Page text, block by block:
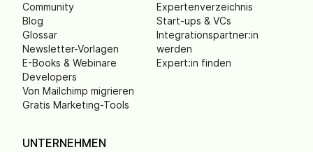
Community
Blog
Glossar
Newsletter-Vorlagen
E-Books & Webinare
Developers
Von Mailchimp migrieren
Gratis Marketing-Tools
Expertenverzeichnis
Start-ups & VCs
Integrationspartner:in
werden
Expert:in finden
UNTERNEHMEN